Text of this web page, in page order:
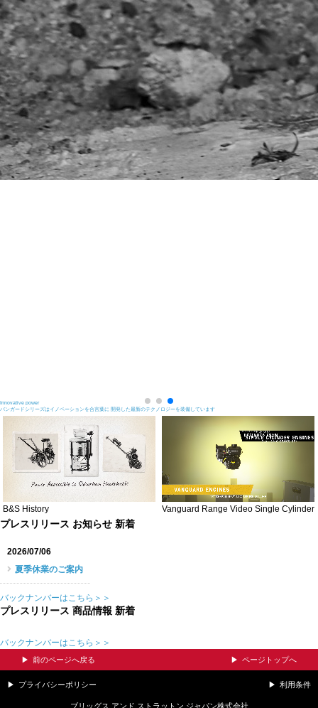
Innovative power
バンガードシリーズはイノベーションを合言葉に 開発した最新のテクノロジーを装備しています
B&S History Vanguard Range Video Single Cylinder
プレスリリース お知らせ 新着
2026/07/06
夏季休業のご案内
バックナンバーはこちら＞＞
プレスリリース 商品情報 新着
バックナンバーはこちら＞＞
前のページへ戻る ページトップへ
プライバシーポリシー 利用条件
ブリッグス アンド ストラットン ジャパン株式会社